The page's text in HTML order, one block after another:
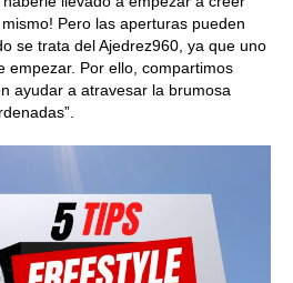
Pero las aperturas pueden
se trata del Ajedrez960, ya que uno
empezar. Por ello, compartimos
ayudar a atravesar la brumosa